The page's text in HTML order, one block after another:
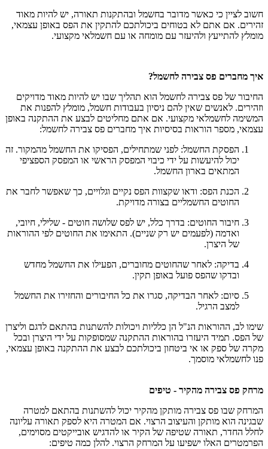
חשוב לציין כי כאשר מדובר בחשמל ובהתקנות תאורה, יש להיות מאוד
זהירים. אם אתם לא בטוחים ביכולתכם להתקין את הפס באופן עצמאי,
מומלץ להתייעץ ולהיעזר עם מומחה או עם חשמלאי מקצועי.
איך מחברים פס צבירה לחשמל?
החיבור של פס צבירה לחשמל הוא תהליך שבו יש להיות מאוד מדויקים
וזהירים. לאנשים שאין להם ניסיון בעבודות חשמל, מומלץ להפנות את
המשימה לחשמלאי מקצועי. אם אתם מחליטים לבצע את ההתקנה באופן
עצמאי, מספר הוראות בסיסיות איך מחברים פס צבירה לחשמל:
הפסקת החשמל: לפני שמתחילים, הפסיקו את החשמל מהמקור. זה
יכול להיעשות על ידי כיבוי המפסק הראשי או המפסק הספציפי
המתאים בארון החשמל.
הכנת הפס: ודאו שקצוות הפס נקיים וגלויים, כך שאפשר לחבר את
החוטים החשמליים בצורה מדויקת.
חיבור החוטים: בדרך כלל, יש לפס שלושה חוטים - שלילי, חיובי,
ואדמה (לפעמים יש רק שניים). התאימו את החוטים לפי ההוראות
של היצרן.
בדיקה: לאחר שהחוטים מחוברים, הפעילו את החשמל מחדש
ובדקו שהפס פועל באופן תקין.
סיום: לאחר הבדיקה, סגרו את כל החיבורים והחזירו את החשמל
למצב הרגיל.
שימו לב, ההוראות הנ"ל הן כלליות ויכולות להשתנות בהתאם לדגם וליצרן
של הפס. תמיד היעזרו בהוראות ההתקנה שמסופקות על ידי היצרן ובכל
מקרה של ספק או אי ביטחון ביכולתכם לבצע את ההתקנה באופן עצמאי,
פנו לחשמלאי מוסמך.
מרחק פס צבירה מהקיר - טיפים
המרחק שבו פס צבירה מותקן מהקיר יכול להשתנות בהתאם למטרה
שבגינה הוא מותקן והעיצוב הרצוי. אם המטרה היא לספק תאורה עליונה
לחלל החדר, תאורה שטיפה של הקיר או להדגיש אובייקטים מסוימים,
הפרמטרים האלו ישפיעו על המרחק הרצוי. להלן כמה טיפים: